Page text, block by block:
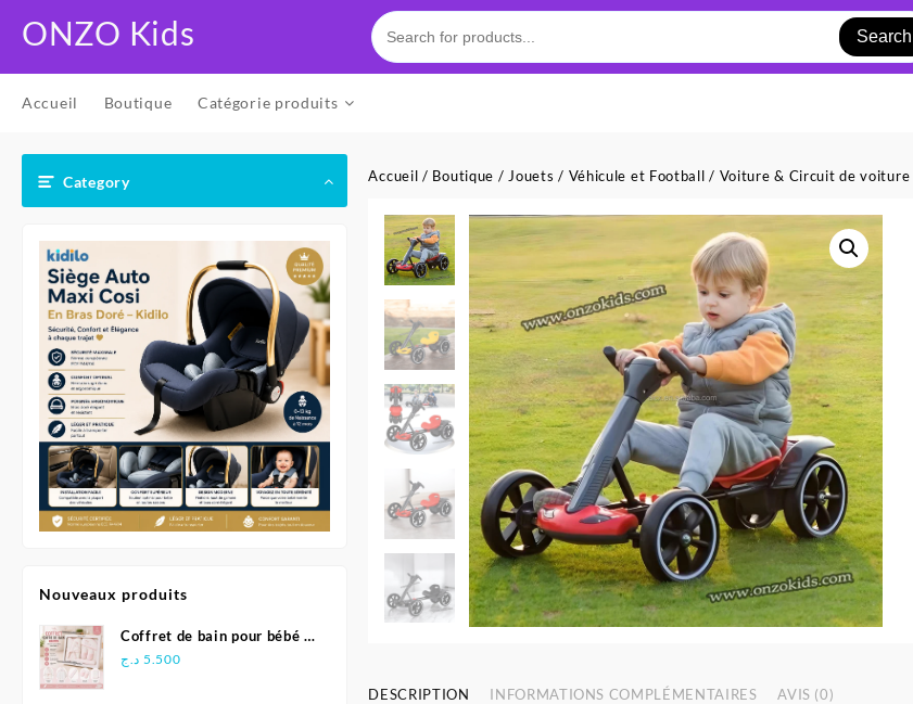
ONZO Kids Search
Accueil Boutique Catégorie produits
Category
Nouveaux produits
Coffret de bain pour bébé 5
pièces - Bebelinna
5.500 د.ج
Accueil / Boutique / Jouets / Véhicule et Football / Voiture & Circuit de voiture
DESCRIPTION INFORMATIONS COMPLÉMENTAIRES AVIS (0)